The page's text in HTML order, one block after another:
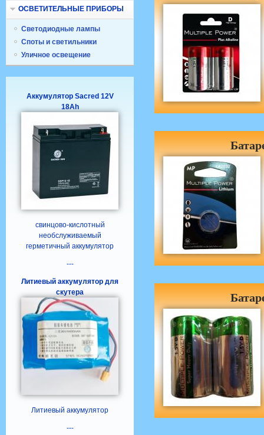
ОСВЕТИТЕЛЬНЫЕ ПРИБОРЫ
Светодиодные лампы
Споты и светильники
Уличное освещение
Аккумулятор Sacred 12V
18Ah
свинцово-кислотный
необслуживаемый
герметичный аккумулятор
---
Литиевый аккумулятор для
скутера
Литиевый аккумулятор
---